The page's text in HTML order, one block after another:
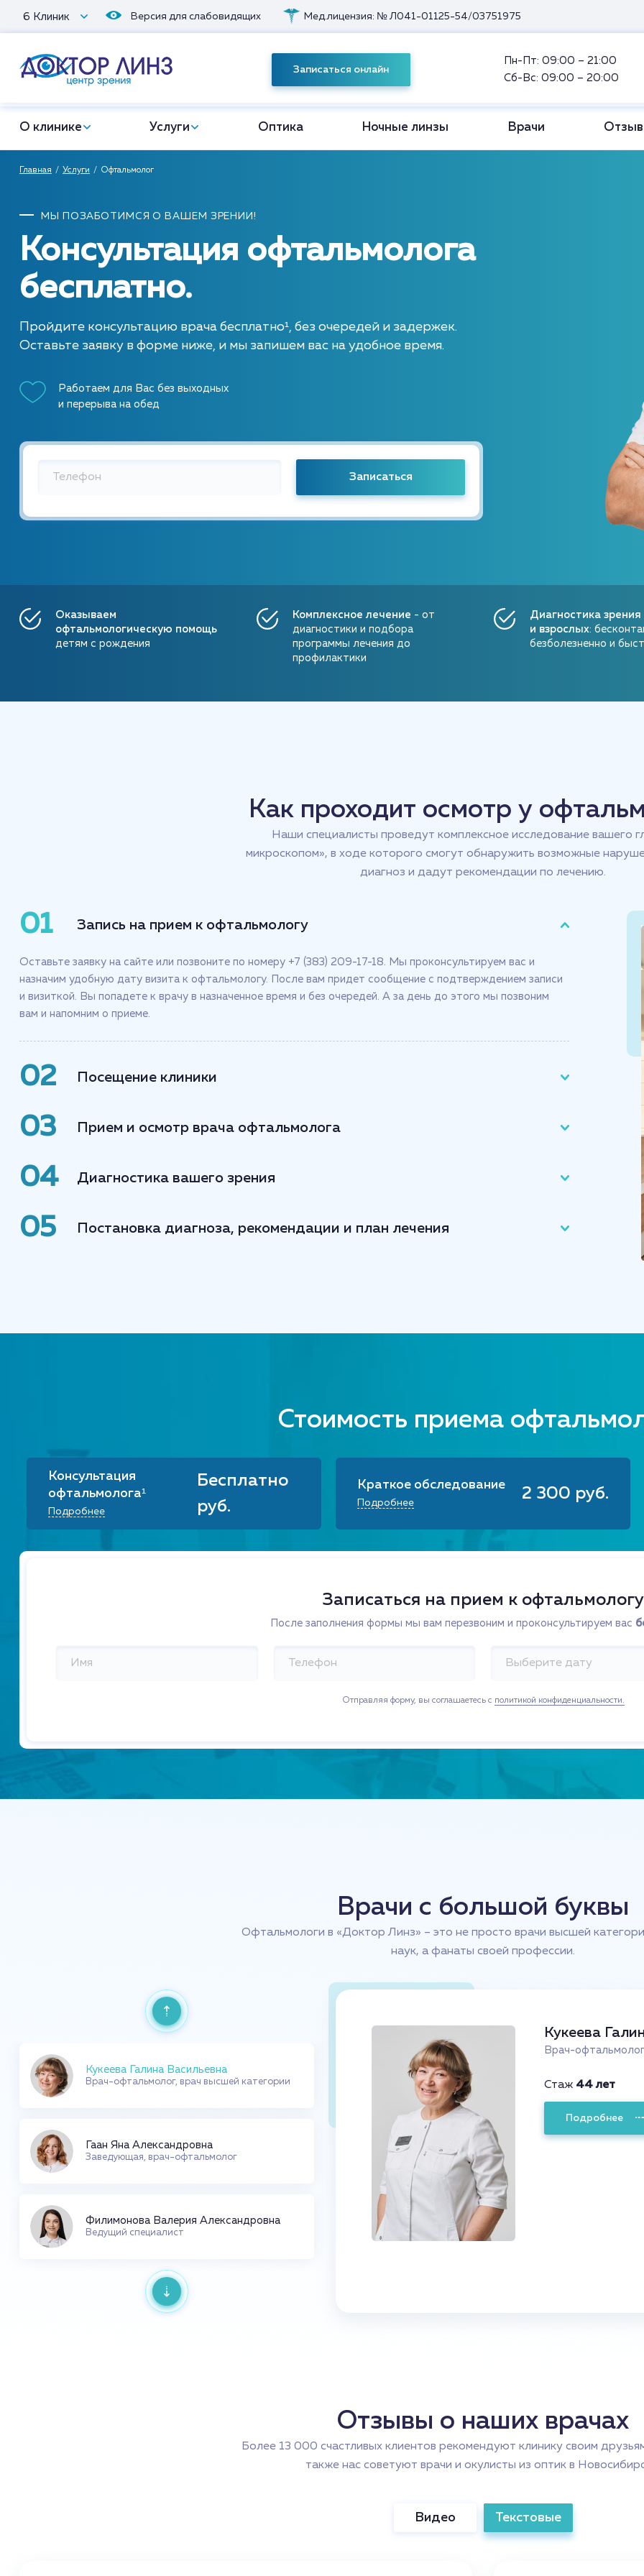
6 Клиник Версия для слабовидящих Мед.лицензия: № Л041-01125-54/03751975
Записаться онлайн
Пн-Пт: 09:00 – 21:00
Сб-Вс: 09:00 – 20:00
О клинике Услуги Оптика Ночные линзы Врачи
Главная Услуги Офтальмолог
МЫ ПОЗАБОТИМСЯ О ВАШЕМ ЗРЕНИИ!
Консультация офтальмолога
бесплатно.
Пройдите консультацию врача бесплатно¹, без очередей и задержек.
Оставьте заявку в форме ниже, и мы запишем вас на удобное время.
Работаем для Вас без выходных
и перерыва на обед
Кукеева Галина Васильевна
Оказываем
офтальмологическую помощь
детям с рождения
Комплексное лечение - от
диагностики и подбора
программы лечения до
профилактики
Диагностика
и взрослых:
безболезненно и
Как проходит осмотр у
Наши специалисты проведут комплексное исследование вашего
микроскопом», в ходе которого смогут обнаружить возможные
диагноз и дадут рекомендации по лечению.
01 Запись на прием к офтальмологу
Оставьте заявку на сайте или позвоните по номеру +7 (383) 209-17-18. Мы проконсультируем вас и
назначим удобную дату визита к офтальмологу. После вам придет сообщение с подтверждением записи
и визиткой. Вы попадете к врачу в назначенное время и без очередей. А за день до этого мы позвоним
вам и напомним о приеме.
02 Посещение клиники
03 Прием и осмотр врача офтальмолога
04 Диагностика вашего зрения
05 Постановка диагноза, рекомендации и план лечения
Стоимость приема
Консультация
офтальмолога¹
Подробнее
Бесплатно
руб.
Краткое обследование
Подробнее
2 300 руб.
Записаться на прием к офтальмологу
После заполнения формы мы вам перезвоним и проконсультируем вас
Отправляя форму, вы соглашаетесь с политикой конфиденциальности.
Врачи с большой буквы
Офтальмологи в «Доктор Линз» – это не просто врачи высшей
наук, а фанаты своей профессии.
Гаан Яна Александровна
Заведующая, врач-офтальмолог
Максимова Анастасия Викторовна
Жовнер Татьяна Александровна
Врач-офтальмолог
Врач-офтальмолог
Врач-офтальмолог
Голубь Арина Дмитриевна
Врач-офтальмолог
Кукеева Галина Васильевна
Врач-офтальмолог, врач высшей категории
Гаан Яна Александровна
Заведующая, врач-офтальмолог
Филимонова Валерия Александровна
Ведущий специалист
Ламбина Татьяна Александровна
Заведующая, врач-офтальмолог
Морковина Светлана Леонидовна
Кукеева
Врач-
Стаж 44 лет
Подробнее
Отзывы о наших врачах
Более 13 000 счастливых клиентов рекомендуют клинику своим
также нас советуют врачи и окулисты из оптик в
Видео Текстовые